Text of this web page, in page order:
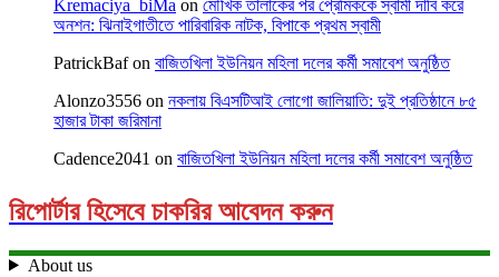
Kremaciya_biMa on মৌখিক তালাকের পর প্রেমিককে স্বামী দাবি করে
অনশন: ঝিনাইগাতীতে পারিবারিক নাটক, বিপাকে প্রথম স্বামী
PatrickBafon বাজিতখিলা ইউনিয়ন মহিলা দলের কর্মী সমাবেশ অনুষ্ঠিত
Alonzo3556 on নকলায় বিএসটিআই লোগো জালিয়াতি: দুই প্রতিষ্ঠানে ৮৫
হাজার টাকা জরিমানা
Cadence2041 on বাজিতখিলা ইউনিয়ন মহিলা দলের কর্মী সমাবেশ অনুষ্ঠিত
রিপোর্টার হিসেবে চাকরির আবেদন করুন
About us